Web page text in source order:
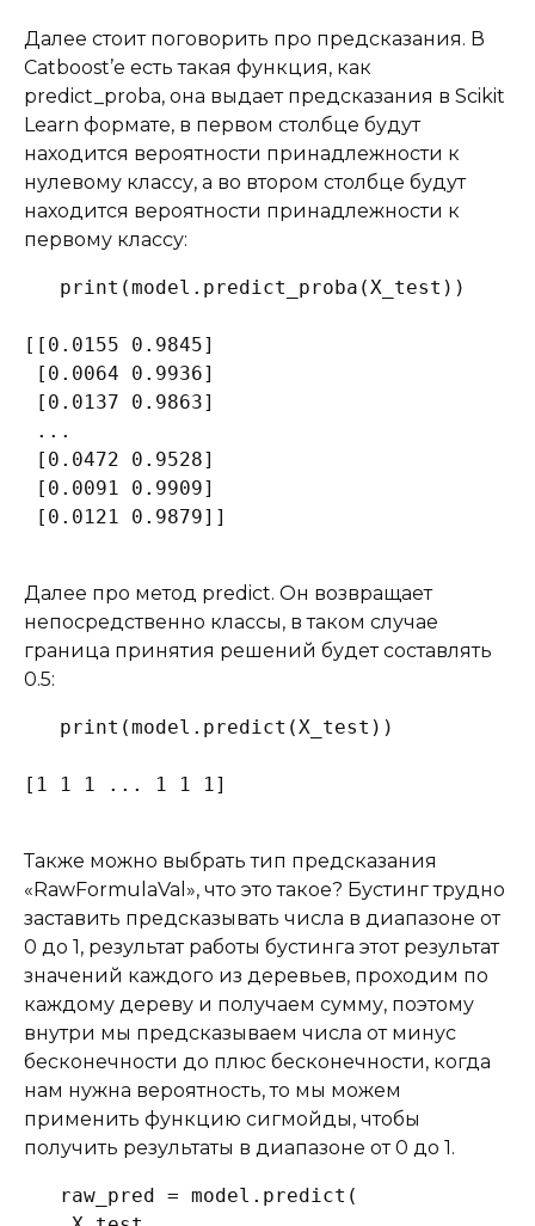
Далее стоит поговорить про предсказания. В
Catboost’e есть такая функция, как
predict_proba, она выдает предсказания в Scikit
Learn формате, в первом столбце будут
находится вероятности принадлежности к
нулевому классу, а во втором столбце будут
находится вероятности принадлежности к
первому классу:
print(model.predict_proba(X_test))
[[0.0155 0.9845]
[0.0064 0.9936]
[0.0137 0.9863]
...
[0.0472 0.9528]
[0.0091 0.9909]
[0.0121 0.9879]]
Далее про метод predict. Он возвращает
непосредственно классы, в таком случае
граница принятия решений будет составлять
0.5:
print(model.predict(X_test))
[1 1 1 ... 1 1 1]
Также можно выбрать тип предсказания
«RawFormulaVal», что это такое? Бустинг трудно
заставить предсказывать числа в диапазоне от
0 до 1, результат работы бустинга этот результат
значений каждого из деревьев, проходим по
каждому дереву и получаем сумму, поэтому
внутри мы предсказываем числа от минус
бесконечности до плюс бесконечности, когда
нам нужна вероятность, то мы можем
применить функцию сигмойды, чтобы
получить результаты в диапазоне от 0 до 1.
raw_pred = model.predict(